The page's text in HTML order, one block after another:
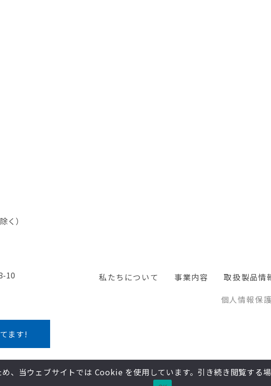
く）
10
ます!
私たちについて 事業内容 取扱製品情
個人情報保
、当ウェブサイトでは Cookie を使用しています。引き続き閲覧する